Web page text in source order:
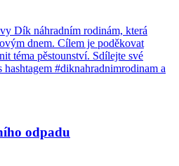
Dík náhradním rodinám, která
dnem. Cílem je poděkovat
téma pěstounství. Sdílejte své
#diknahradnimrodinam a
odpadu